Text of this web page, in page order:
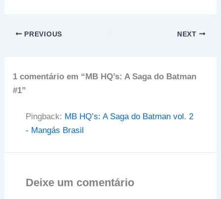
PREVIOUS NEXT
1 comentário em “MB HQ’s: A Saga do Batman
#1”
Pingback: MB HQ’s: A Saga do Batman vol. 2
- Mangás Brasil
Deixe um comentário